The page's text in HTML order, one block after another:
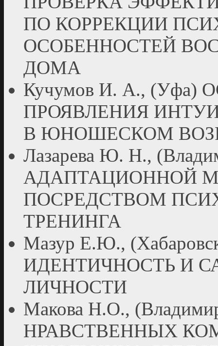
ПО КОРРЕКЦИИ
ОСОБЕННОСТЕЙ
ДОМА
Кучумов И. А., (Уфа)
ПРОЯВЛЕНИЯ
В ЮНОШЕСКОМ
Лазарева Ю. Н.,
АДАПТАЦИОННОЙ
ПОСРЕДСТВОМ
ТРЕНИНГА
Мазур Е.Ю.,
ИДЕНТИЧНОСТЬ И
ЛИЧНОСТИ
Макова Н.О.,
НРАВСТВЕННЫХ